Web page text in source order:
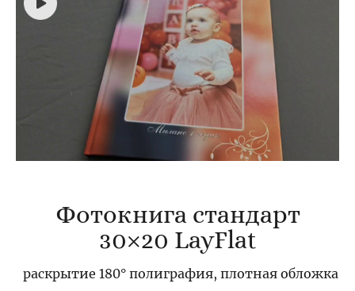
Фотокнига стандарт
30×20 LayFlat
раскрытие 180° полиграфия, плотная обложка